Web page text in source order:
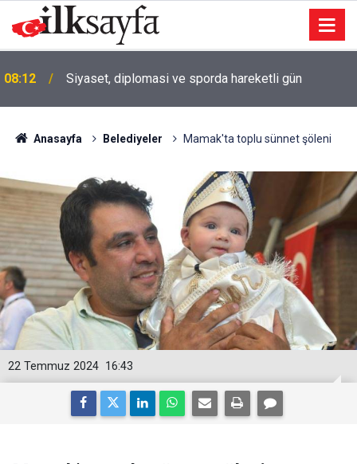
08:12 Siyaset, diplomasi ve sporda hareketli gün
Anasayfa Belediyeler Mamak'ta toplu sünnet şöleni
16:43
22 Temmuz 2024